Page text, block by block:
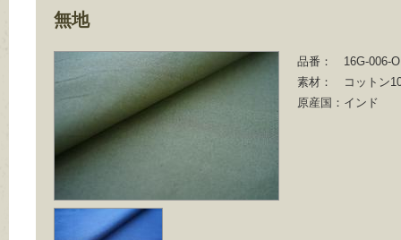
無地
品番：
16G-006-
素材：
コットン
原産国： インド